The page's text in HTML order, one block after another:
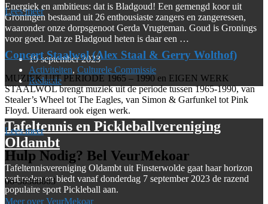
Energiek en ambitieus: dat is Bladgoud! Een gemengd koor uit
Groningen bestaand uit 26 enthousiaste zangers en zangeressen,
waaronder onze dorpsgenoot Gerda Vrugteman. Goud is Gronings
voor goed. Dat ze Bladgoud heten is daar een …
19 september 2023
Activiteiten, Culturele Commissie
Redactie
Tafeltennis en Pickleballvereniging
Oldambt
Tafeltennisvereniging Oldambt uit Finsterwolde gaat haar horizon
verbreden en biedt vanaf donderdag 7 september 2023 de razend
populaire sport Pickleball aan.
Lees meer
Concert Staalwol (Alex Staal & Gerry Wolthof)
MUZIEK UIT PERIODE 1965 – 1990 en EIGEN WERK
STAALWOL brengt muziek uit de periode tussen 1965-1990, van
Stealer’s Wheel tot The Eagles, van Simon & Garfunkel tot Pink
Floyd. Uiteraard ook eigen werk.
Lees meer
Hulp Nodig? Bel VeurMekoar
06-36368003
Meer over VeurMekoar